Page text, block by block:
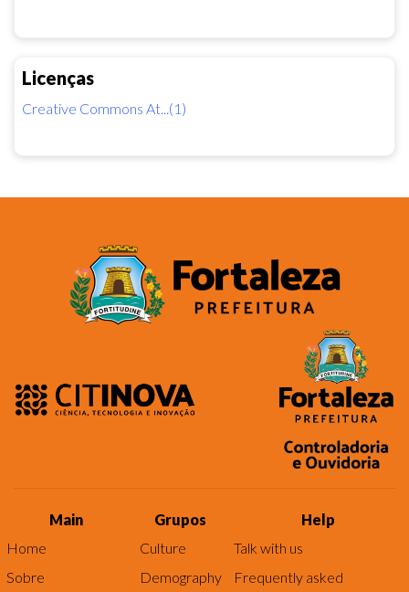
Licenças
Creative Commons At...(1)
Main
Home
Sobre
Grupos
Culture
Demography
Help
Talk with us
Frequently asked